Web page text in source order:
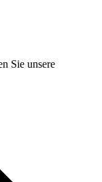
Sie unsere